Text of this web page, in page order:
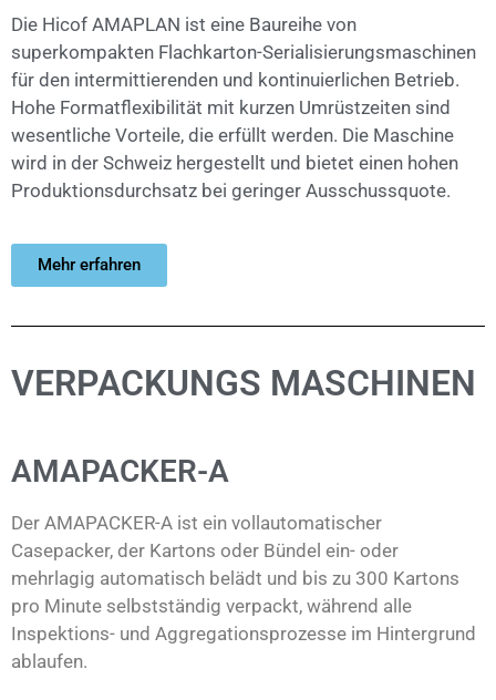
Die Hicof AMAPLAN ist eine Baureihe von
superkompakten Flachkarton-Serialisierungsmaschinen
für den intermittierenden und kontinuierlichen Betrieb.
Hohe Formatflexibilität mit kurzen Umrüstzeiten sind
wesentliche Vorteile, die erfüllt werden. Die Maschine
wird in der Schweiz hergestellt und bietet einen hohen
Produktionsdurchsatz bei geringer Ausschussquote.
Mehr erfahren
VERPACKUNGS MASCHINEN
AMAPACKER-A
Der AMAPACKER-A ist ein vollautomatischer
Casepacker, der Kartons oder Bündel ein- oder
mehrlagig automatisch belädt und bis zu 300 Kartons
pro Minute selbstständig verpackt, während alle
Inspektions- und Aggregationsprozesse im Hintergrund
ablaufen.